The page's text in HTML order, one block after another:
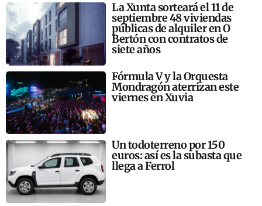
La Xunta sorteará el 11 de
septiembre 48 viviendas
públicas de alquiler en O
Bertón con contratos de
siete años
Fórmula V y la Orquesta
Mondragón aterrizan este
viernes en Xuvia
Un todoterreno por 150
euros: así es la subasta que
llega a Ferrol